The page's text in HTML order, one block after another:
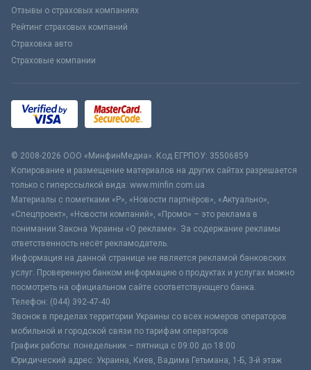
Отзывы о страховых компаниях
Рейтинг страховых компаний
Страховка авто
Страховые компании
© 2008-2026 ООО «МинфинМедиа». Код ЕГРПОУ: 35506859
Копирование и размещение материалов на других сайтах разрешается
только с гиперссылкой вида: www.minfin.com.ua
Материалы с пометками «Р», «Новости партнёров», «Актуально»,
«Спецпроект», «Новости компаний», «Промо» – это реклама в
понимании Закона Украины «О рекламе». За содержание рекламы
ответственность несёт рекламодатель.
Информация на данной странице не является рекламой банковских
услуг. Проверенную банком информацию о продуктах и услугах можно
посмотреть на официальном сайте соответствующего банка.
Телефон: (044) 392-47-40
Звонок в пределах территории Украины со всех номеров операторов
мобильной и городской связи по тарифам операторов
График работы: понедельник – пятница с 09:00 до 18:00
Юридический адрес: Украина, Киев, Вадима Гетьмана, 1-Б, 3-й этаж